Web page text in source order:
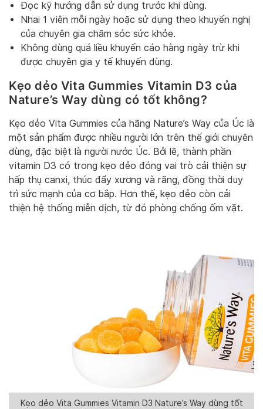
Đọc kỹ hướng dẫn sử dụng trước khi dùng.
Nhai 1 viên mỗi ngày hoặc sử dụng theo khuyến nghị
của chuyên gia chăm sóc sức khỏe.
Không dùng quá liều khuyến cáo hàng ngày trừ khi
được chuyên gia y tế khuyến dùng.
Kẹo dẻo Vita Gummies Vitamin D3 của
Nature’s Way dùng có tốt không?
Kẹo dẻo Vita Gummies của hãng Nature’s Way của Úc là
một sản phẩm được nhiều người lớn trên thế giới chuyên
dùng, đặc biệt là người nước Úc. Bởi lẽ, thành phần
vitamin D3 có trong kẹo dẻo đóng vai trò cải thiện sự
hấp thụ canxi, thúc đẩy xương và răng, đồng thời duy
trì sức mạnh của cơ bắp. Hơn thế, kẹo dẻo còn cải
thiện hệ thống miễn dịch, từ đó phòng chống ốm vặt.
Kẹo dẻo Vita Gummies Vitamin D3 Nature’s Way dùng tốt